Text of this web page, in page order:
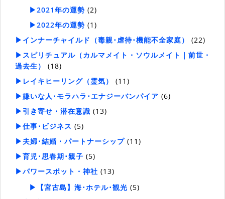
▶2021年の運勢 (2)
▶2022年の運勢 (1)
▶インナーチャイルド（毒親･虐待･機能不全家庭）
(22)
▶スピリチュアル（カルマメイト・ソウルメイト｜前世・
過去生）
(18)
▶レイキヒーリング（霊気）
(11)
▶嫌いな人･モラハラ･エナジーバンパイア (6)
▶引き寄せ・潜在意識 (13)
▶仕事･ビジネス (5)
▶夫婦･結婚・パートナーシップ (11)
▶育児･思春期･親子 (5)
▶パワースポット・神社 (13)
▶【宮古島】海･ホテル･観光 (5)